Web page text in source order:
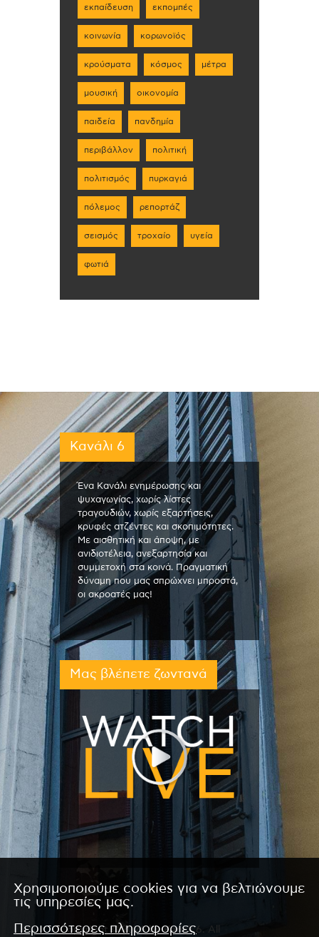
εκπαίδευση εκπομπές
κοινωνία κορωνοϊός
κρούσματα κόσμος μέτρα
μουσική οικονομία
παιδεία πανδημία
περιβάλλον πολιτική
πολιτισμός πυρκαγιά
πόλεμος ρεπορτάζ
σεισμός τροχαίο υγεία
φωτιά
Κανάλι 6
Ένα Κανάλι ενημέρωσης και
ψυχαγωγίας, χωρίς λίστες
τραγουδιών, χωρίς εξαρτήσεις,
κρυφές ατζέντες και σκοπιμότητες.
Με αισθητική και άποψη, με
ανιδιοτέλεια, ανεξαρτησία και
συμμετοχή στα κοινά. Πραγματική
δύναμη που μας σπρώχνει μπροστά,
οι ακροατές μας!
Μας βλέπετε ζωντανά
Copyright © 2026 by Kanali 6. All
Χρησιμοποιούμε cookies για να βελτιώνουμε
τις υπηρεσίες μας.
Περισσότερες πληροφορίες